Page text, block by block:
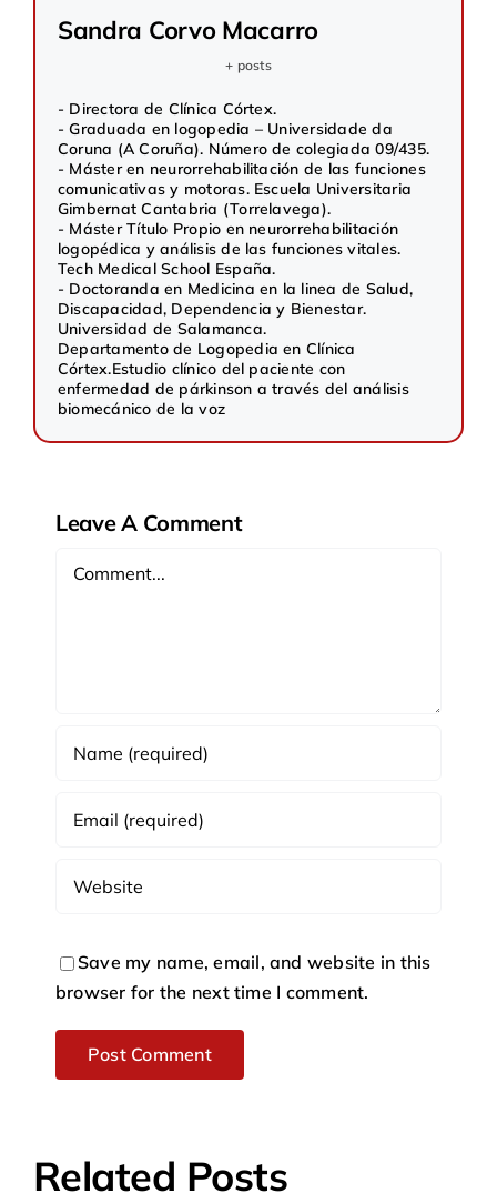
Sandra Corvo Macarro
+ posts
- Directora de Clínica Córtex.
- Graduada en logopedia – Universidade da
Coruna (A Coruña). Número de colegiada 09/435.
- Máster en neurorrehabilitación de las funciones
comunicativas y motoras. Escuela Universitaria
Gimbernat Cantabria (Torrelavega).
- Máster Título Propio en neurorrehabilitación
logopédica y análisis de las funciones vitales.
Tech Medical School España.
- Doctoranda en Medicina en la linea de Salud,
Discapacidad, Dependencia y Bienestar.
Universidad de Salamanca.
Departamento de Logopedia en Clínica
Córtex.Estudio clínico del paciente con
enfermedad de párkinson a través del análisis
biomecánico de la voz
Leave A Comment
Save my name, email, and website in this
browser for the next time I comment.
Related Posts